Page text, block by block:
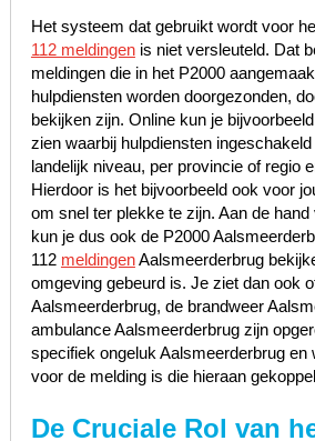
Het systeem dat gebruikt wordt voor
112 meldingenis niet versleuteld. Dat
meldingen die in het P2000
hulpdiensten worden doorgezonden,
bekijken zijn. Online kun je
zien waarbij hulpdiensten
landelijk niveau, per provincie of regio
Hierdoor is het bijvoorbeeld ook voor
om snel ter plekke te zijn. Aan de
kun je dus ook de P2000
112 meldingenAalsmeerderbrug
omgeving gebeurd is. Je ziet dan ook
Aalsmeerderbrug, de brandweer
ambulance Aalsmeerderbrug zijn
specifiek ongeluk Aalsmeerderbrug en
voor de melding is die hieraan
De Cruciale Rol van